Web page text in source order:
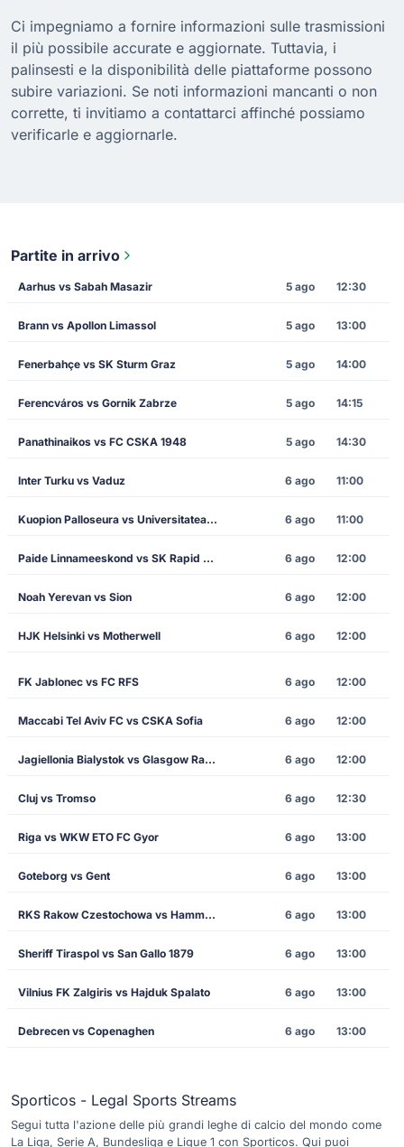
Ci impegniamo a fornire informazioni sulle trasmissioni
il più possibile accurate e aggiornate. Tuttavia, i
palinsesti e la disponibilità delle piattaforme possono
subire variazioni. Se noti informazioni mancanti o non
corrette, ti invitiamo a contattarci affinché possiamo
verificarle e aggiornarle.
Partite in arrivo
Aarhus vs Sabah Masazir 5 ago 12:30
Brann vs Apollon Limassol 5 ago 13:00
Fenerbahçe vs SK Sturm Graz 5 ago 14:00
Ferencváros vs Gornik Zabrze 5 ago 14:15
Panathinaikos vs FC CSKA 1948 5 ago 14:30
Inter Turku vs Vaduz 6 ago 11:00
Kuopion Palloseura vs Universitatea Craiova 6 ago 11:00
Paide Linnameeskond vs SK Rapid Vienna 6 ago 12:00
Noah Yerevan vs Sion 6 ago 12:00
HJK Helsinki vs Motherwell 6 ago 12:00
FK Jablonec vs FC RFS 6 ago 12:00
Maccabi Tel Aviv FC vs CSKA Sofia 6 ago 12:00
Jagiellonia Bialystok vs Glasgow Rangers 6 ago 12:00
Cluj vs Tromso 6 ago 12:30
Riga vs WKW ETO FC Gyor 6 ago 13:00
Goteborg vs Gent 6 ago 13:00
RKS Rakow Czestochowa vs Hammarby 6 ago 13:00
Sheriff Tiraspol vs San Gallo 1879 6 ago 13:00
Vilnius FK Zalgiris vs Hajduk Spalato 6 ago 13:00
Debrecen vs Copenaghen 6 ago 13:00
Sporticos - Legal Sports Streams
Segui tutta l'azione delle più grandi leghe di calcio del mondo come
La Liga, Serie A, Bundesliga e Ligue 1 con Sporticos. Qui puoi